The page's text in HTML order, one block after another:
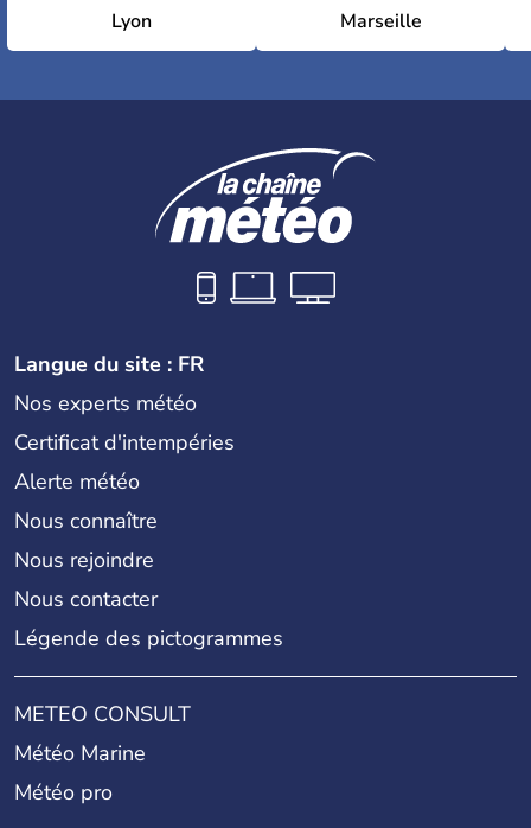
Lyon Marseille
Langue du site : FR
Nos experts météo
Certificat d'intempéries
Alerte météo
Nous connaître
Nous rejoindre
Nous contacter
Légende des pictogrammes
METEO CONSULT
Météo Marine
Météo pro